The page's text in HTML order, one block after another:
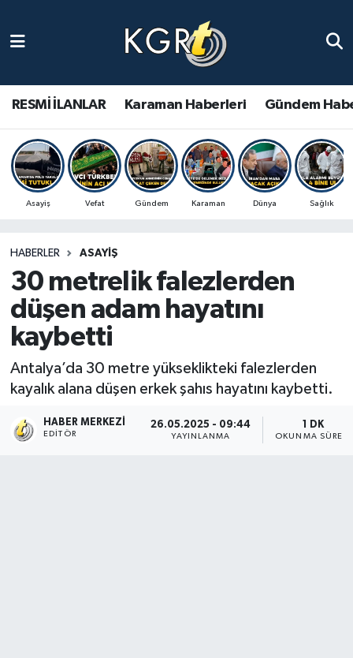
RESMİ İLANLAR Karaman Haberleri Gündem
Asayiş Vefat Gündem Karaman Dünya Sağlık
HABERLER ASAYIŞ
30 metrelik falezlerden
düşen adam hayatını
kaybetti
Antalya’da 30 metre yükseklikteki falezlerden
kayalık alana düşen erkek şahıs hayatını kaybetti.
HABER MERKEZI
EDITÖR
26.05.2025 - 09:44
YAYINLANMA
1 DK
OKUNMA SÜRESI
Gündem Haberleri
Güncel Haberler
Spor Haberleri
Ulusal Haberler
Vefat Edenler